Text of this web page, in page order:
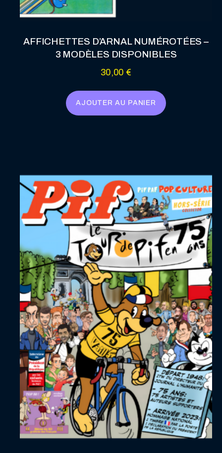
AFFICHETTES D’ARNAL NUMÉROTÉES –
3 MODÈLES DISPONIBLES
30,00 €
AJOUTER AU PANIER